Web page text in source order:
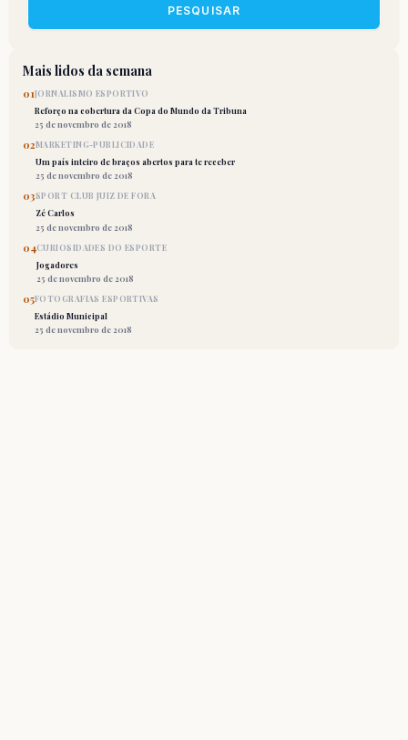
PESQUISAR
Mais lidos da semana
01JORNALISMO ESPORTIVO
Reforço na cobertura da Copa do Mundo da Tribuna
25 de novembro de 2018
02MARKETING-PUBLICIDADE
Um país inteiro de braços abertos para te receber
25 de novembro de 2018
03SPORT CLUB JUIZ DE FORA
Zé Carlos
25 de novembro de 2018
04CURIOSIDADES DO ESPORTE
Jogadores
25 de novembro de 2018
05FOTOGRAFIAS ESPORTIVAS
Estádio Municipal
25 de novembro de 2018